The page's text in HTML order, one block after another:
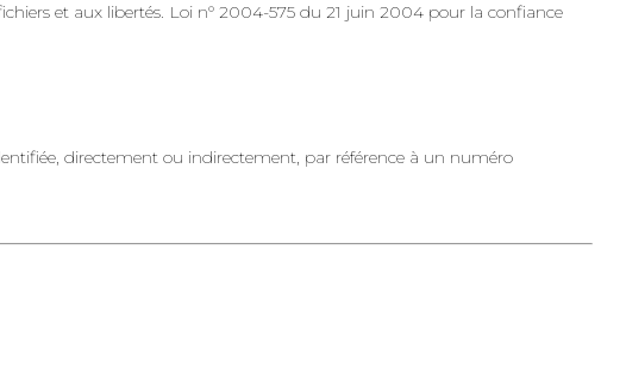
et aux libertés. Loi n° 2004-575 du 21 juin 2004 pour la confiance
directement ou indirectement, par référence à un numéro